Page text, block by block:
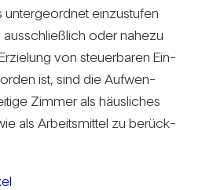
unter­ge­ordnet ein­zu­stufen
aus­schließ­lich oder nahezu
von steu­er­baren Ein­
ist, sind die Auf­wen­
Zimmer als häus­li­ches
als Arbeits­mittel zu berück­